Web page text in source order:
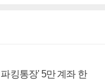
킹통장' 5만 계좌 한